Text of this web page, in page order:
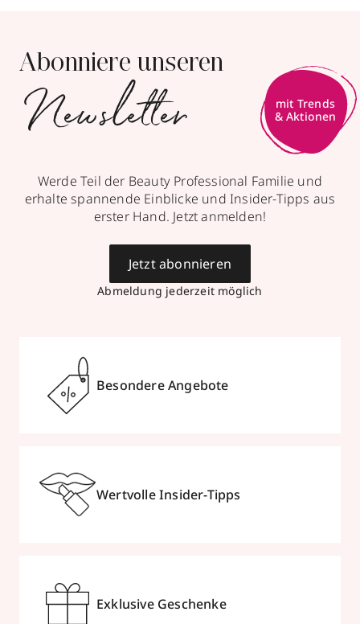
Abonniere unseren
Newsletter
mit Trends
& Aktionen
Werde Teil der Beauty Professional Familie und
erhalte spannende Einblicke und Insider-Tipps aus
erster Hand. Jetzt anmelden!
Abmeldung jederzeit möglich
Jetzt abonnieren
Besondere Angebote
Wertvolle Insider-Tipps
Exklusive Geschenke